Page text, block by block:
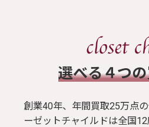
選べる４つ
創業40年、年間買取25万点
ーゼットチャイルドは全国12